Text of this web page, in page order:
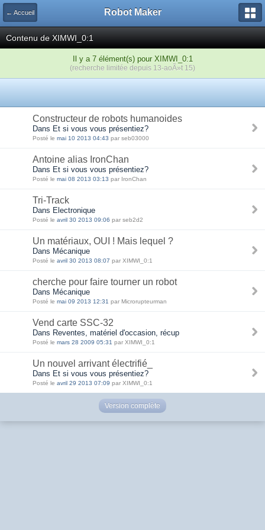
← Accueil Robot Maker
Contenu de XIMWI_0:1
Il y a 7 élément(s) pour XIMWI_0:1
(recherche limitée depuis 13-aoÃ»t 15)
Constructeur de robots humanoides
Dans Et si vous vous présentiez?
Posté le mai 10 2013 04:43 par seb03000
Antoine alias IronChan
Dans Et si vous vous présentiez?
Posté le mai 08 2013 03:13 par IronChan
Tri-Track
Dans Electronique
Posté le avril 30 2013 09:06 par seb2d2
Un matériaux, OUI ! Mais lequel ?
Dans Mécanique
Posté le avril 30 2013 08:07 par XIMWI_0:1
cherche pour faire tourner un robot
Dans Mécanique
Posté le mai 09 2013 12:31 par Microrupteurman
Vend carte SSC-32
Dans Reventes, matériel d'occasion, récup
Posté le mars 28 2009 05:31 par XIMWI_0:1
Un nouvel arrivant électrifié_
Dans Et si vous vous présentiez?
Posté le avril 29 2013 07:09 par XIMWI_0:1
Version complète